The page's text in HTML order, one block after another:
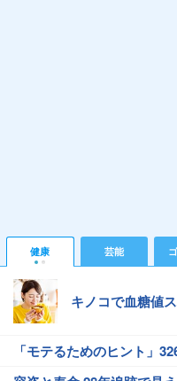
健康 芸能
キノコで血糖値
「モテるためのヒント」